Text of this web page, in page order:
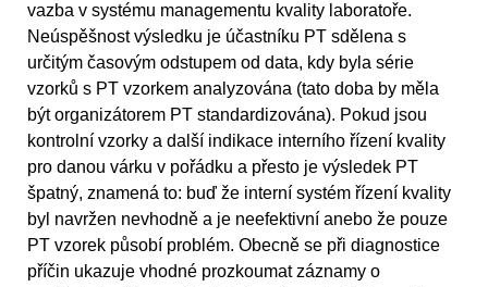
vazba v systému managementu kvality laboratoře.
Neúspěšnost výsledku je účastníku PT sdělena s
určitým časovým odstupem od data, kdy byla série
vzorků s PT vzorkem analyzována (tato doba by měla
být organizátorem PT standardizována). Pokud jsou
kontrolní vzorky a další indikace interního řízení kvality
pro danou várku v pořádku a přesto je výsledek PT
špatný, znamená to: buď že interní systém řízení kvality
byl navržen nevhodně a je neefektivní anebo že pouze
PT vzorek působí problém. Obecně se při diagnostice
příčin ukazuje vhodné prozkoumat záznamy o